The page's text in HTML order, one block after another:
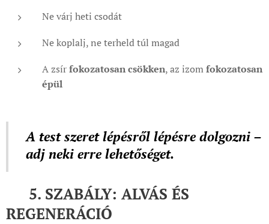
Ne várj heti csodát
Ne koplalj, ne terheld túl magad
A zsírfokozatosan csökken, az izomfokozatosan
épül
A test szeret lépésről lépésre dolgozni –
adj neki erre lehetőséget.
🧭 5. SZABÁLY: ALVÁS ÉS
REGENERÁCIÓ